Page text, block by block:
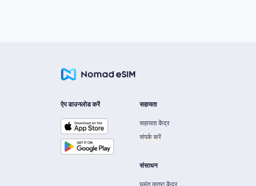
ऐप डाउनलोड करें सहायता
सहायता केंद्र
संपर्क करें
संसाधन
घुमंतू यात्रा केंद्र